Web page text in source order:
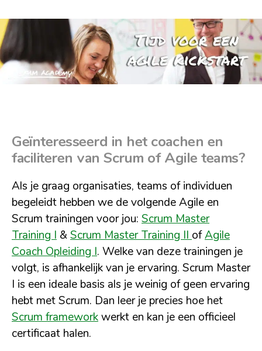
Geïnteresseerd in het coachen en
faciliteren van Scrum of Agile teams?
Als je graag organisaties, teams of individuen
begeleidt hebben we de volgende Agile en
Scrum trainingen voor jou: Scrum Master
Training I &Scrum Master Training II ofAgile
Coach Opleiding I. Welke van deze trainingen je
volgt, is afhankelijk van je ervaring. Scrum Master
I is een ideale basis als je weinig of geen ervaring
hebt met Scrum. Dan leer je precies hoe het
Scrum frameworkwerkt en kan je een officieel
certificaat halen.